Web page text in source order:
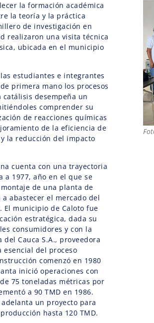
la formación académica
la teoría y la práctica
de investigación en
realizaron una visita técnica
ubicada en el municipio
estudiantes e integrantes
primera mano los procesos
desempeña un
comprender su
de reacciones químicas
de la eficiencia de
la reducción del impacto
cuenta con una trayectoria
1977, año en el que se
de una planta de
abastecer el mercado del
El municipio de Caloto fue
estratégica, dada su
consumidores y con la
Cauca S.A., proveedora
del proceso
comenzó en 1980
inició operaciones con
75 toneladas métricas por
a 90 TMD en 1986.
un proyecto para
hasta 120 TMD.